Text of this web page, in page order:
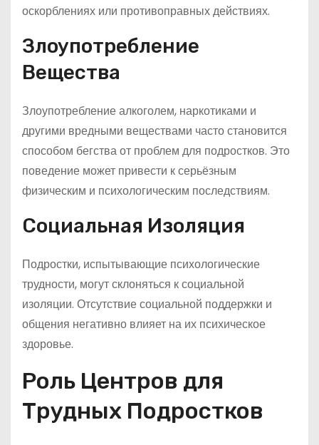
оскорблениях или противоправных действиях.
Злоупотребление
Вещества
Злоупотребление алкоголем, наркотиками и
другими вредными веществами часто становится
способом бегства от проблем для подростков. Это
поведение может привести к серьёзным
физическим и психологическим последствиям.
Социальная Изоляция
Подростки, испытывающие психологические
трудности, могут склоняться к социальной
изоляции. Отсутствие социальной поддержки и
общения негативно влияет на их психическое
здоровье.
Роль Центров для
Трудных Подростков